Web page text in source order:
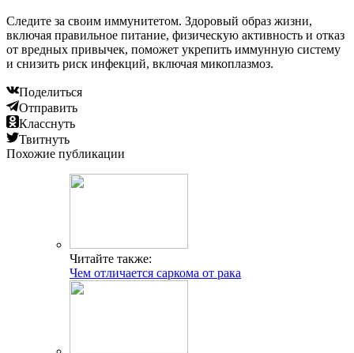
Следите за своим иммунитетом. Здоровый образ жизни,
включая правильное питание, физическую активность и отказ
от вредных привычек, поможет укрепить иммунную систему
и снизить риск инфекций, включая микоплазмоз.
Поделиться
Отправить
Класснуть
Твитнуть
Похожие публикации
Читайте также:
Чем отличается саркома от рака